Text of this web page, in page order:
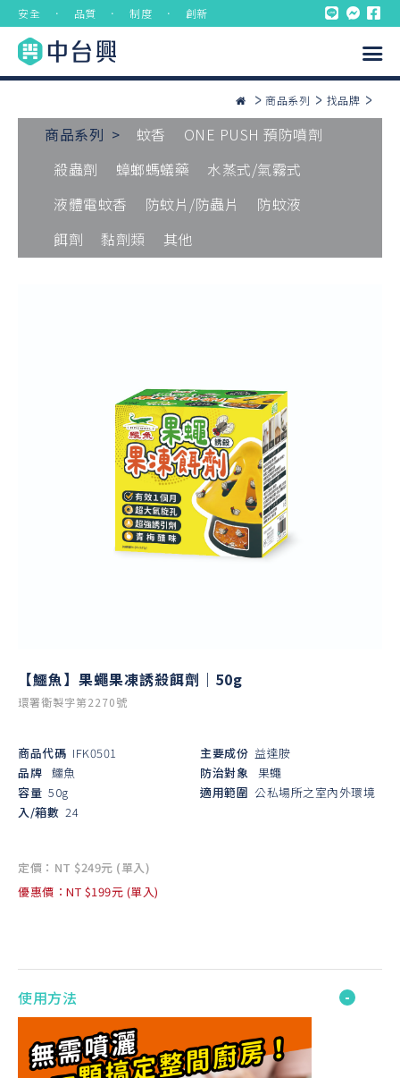
安全 ． 品質 ． 制度 ． 創新
商品系列 找品牌
商品系列 > 蚊香
ONE PUSH 預防噴劑
殺蟲劑
蟑螂螞蟻藥
水蒸式/氣霧式
液體電蚊香
防蚊片/防蟲片
防蚊液
餌劑
黏劑類 其他
【鱷魚】果蠅果凍誘殺餌劑｜50g
環署衛製字第2270號
商品代碼 IFK0501
品牌 鱷魚
容量 50g
入/箱數 24
主要成份 益達胺
防治對象 果蠅
適用範圍 公私場所之室內外環境
定價：NT $249元 (單入)
優惠價：NT $199元 (單入)
使用方法